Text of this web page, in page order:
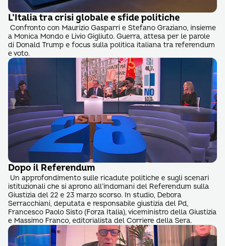
L’Italia tra crisi globale e sfide politiche
Confronto con Maurizio Gasparri e Stefano Graziano, insieme
a Monica Mondo e Livio Gigliuto. Guerra, attesa per le parole
di Donald Trump e focus sulla politica italiana tra referendum
e voto.
Dopo il Referendum
Un approfondimento sulle ricadute politiche e sugli scenari
istituzionali che si aprono all’indomani del Referendum sulla
Giustizia del 22 e 23 marzo scorso. In studio, Debora
Serracchiani, deputata e responsabile giustizia del Pd,
Francesco Paolo Sisto (Forza Italia), viceministro della Giustizia
e Massimo Franco, editorialista del Corriere della Sera.